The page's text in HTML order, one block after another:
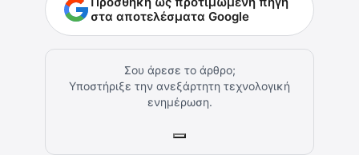
στα αποτελέσματα Google
Σου άρεσε το άρθρο;
Υποστήριξε την ανεξάρτητη τεχνολογική
ενημέρωση.